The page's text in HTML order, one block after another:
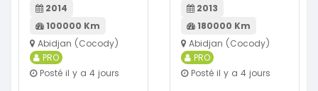
2014
100000 Km
Abidjan (Cocody)
PRO
Posté il y a 4 jours
2013
180000 Km
Abidjan (Cocody)
PRO
Posté il y a 4 jours